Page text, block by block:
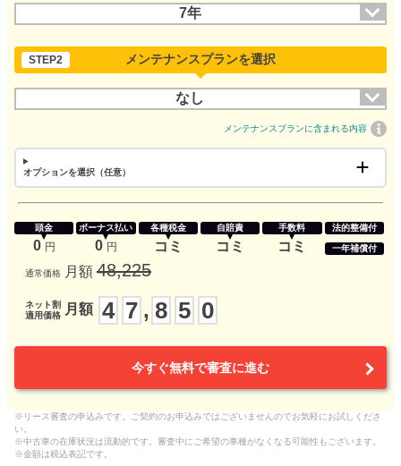
7年
STEP2 メンテナンスプランを選択
なし
メンテナンスプランに含まれる内容
オプションを選択（任意）
頭金
0 円
ボーナス払い
0 円
各種税金
コミ
自賠責
コミ
手数料
コミ
法的整備付
一年補償付
通常価格 月額 48,225
ネット割
適用価格
月額 4 7 , 8 5 0
今すぐ無料で審査に進む
※リース審査の申込みです。ご契約のお申込みではございませんのでお気軽にお試しくださ
い。
※中古車の在庫状況は流動的です。審査中にご希望の車種がなくなる可能性もございます。
※金額は税込表記です。